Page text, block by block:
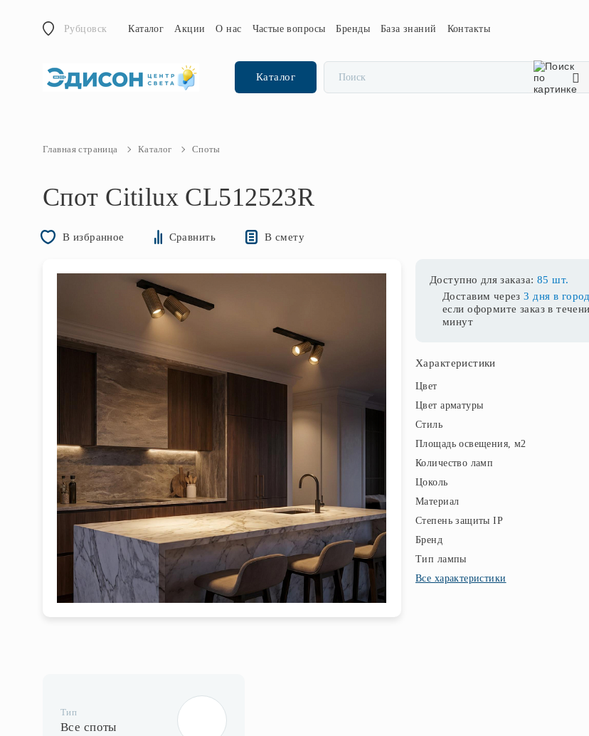
Рубцовск Каталог Акции О нас Частые вопросы Бренды База знаний Контакты
Каталог
Главная страница Каталог Споты
Спот Citilux CL512523R
В избранное Сравнить В смету
Доступно для заказа: 85 шт.
Доставим через3 дня в
если оформите заказ в
минут
Характеристики
Цвет
Цвет арматуры
Стиль
Площадь освещения, м2
Количество ламп
Цоколь
Материал
Степень защиты IP
Бренд
Тип лампы
Все характеристики
Тип
Все споты